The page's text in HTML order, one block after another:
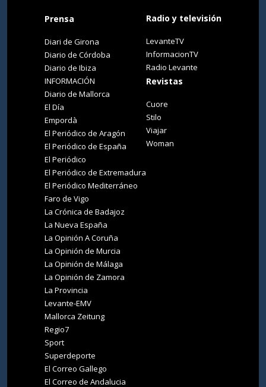
Prensa
Diari de Girona
Diario de Córdoba
Diario de Ibiza
INFORMACIÓN
Diario de Mallorca
El Día
Empordà
El Periódico de Aragón
El Periódico de España
El Periódico
El Periódico de Extremadura
El Periódico Mediterráneo
Faro de Vigo
La Crónica de Badajoz
La Nueva España
La Opinión A Coruña
La Opinión de Murcia
La Opinión de Málaga
La Opinión de Zamora
La Provincia
Levante-EMV
Mallorca Zeitung
Regio7
Sport
Superdeporte
El Correo Gallego
El Correo de Andalucia
Radio y televisión
LevanteTV
InformacionTV
Radio Levante
Revistas
Cuore
Stilo
Viajar
Woman